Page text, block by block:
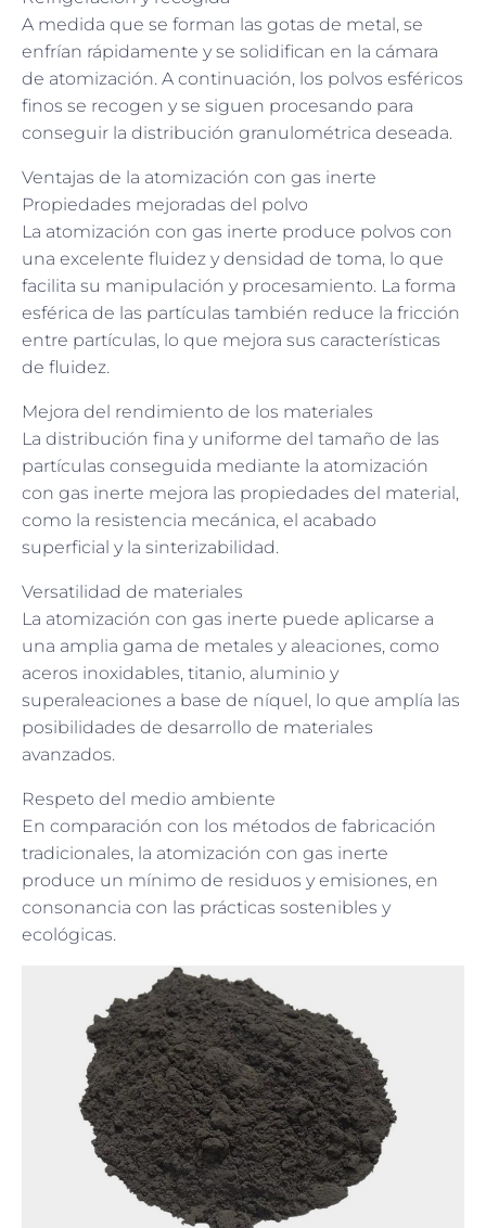
A medida que se forman las gotas de metal, se
enfrían rápidamente y se solidifican en la cámara
de atomización. A continuación, los polvos esféricos
finos se recogen y se siguen procesando para
conseguir la distribución granulométrica deseada.
Ventajas de la atomización con gas inerte
Propiedades mejoradas del polvo
La atomización con gas inerte produce polvos con
una excelente fluidez y densidad de toma, lo que
facilita su manipulación y procesamiento. La forma
esférica de las partículas también reduce la fricción
entre partículas, lo que mejora sus características
de fluidez.
Mejora del rendimiento de los materiales
La distribución fina y uniforme del tamaño de las
partículas conseguida mediante la atomización
con gas inerte mejora las propiedades del material,
como la resistencia mecánica, el acabado
superficial y la sinterizabilidad.
Versatilidad de materiales
La atomización con gas inerte puede aplicarse a
una amplia gama de metales y aleaciones, como
aceros inoxidables, titanio, aluminio y
superaleaciones a base de níquel, lo que amplía las
posibilidades de desarrollo de materiales
avanzados.
Respeto del medio ambiente
En comparación con los métodos de fabricación
tradicionales, la atomización con gas inerte
produce un mínimo de residuos y emisiones, en
consonancia con las prácticas sostenibles y
ecológicas.